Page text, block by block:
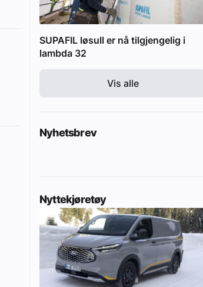
SUPAFIL løsull er nå tilgjengelig i
lambda 32
Vis alle
Nyhetsbrev
Nyttekjøretøy